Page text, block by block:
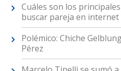
Cuáles son los
buscar pareja en internet
Polémico: Chiche
Pérez